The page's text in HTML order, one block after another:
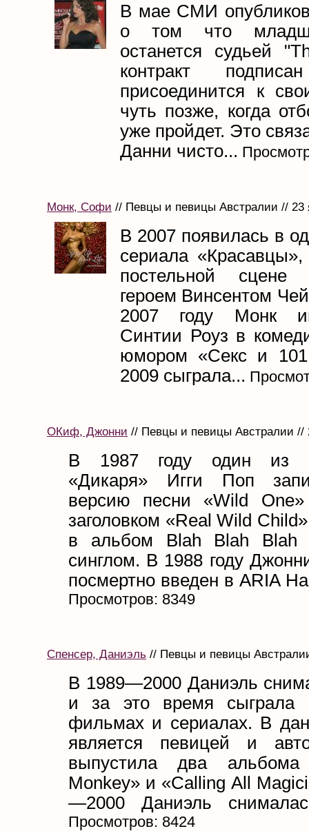
В мае СМИ
о том что
останется судьей
контракт
присоединится к
чуть позже, когда
уже пройдет. Это
Данни чисто...
Монк, Софи // Певцы и певицы Австралии // 23
В 2007 появилась в
сериала
постельной
героем Винсентом
2007 году Монк
Синтии Роуз в
юмором «Секс и
2009 сыграла...
ОКиф, Джонни // Певцы и певицы Австралии //
В 1987 году один из
«Дикаря» Игги Поп
версию песни «Wild
заголовком «Real Wild
в альбом Blah Blah Blah
синглом. В 1988 году
посмертно введен в ARIA
Просмотров: 8349
Спенсер, Даниэль // Певцы и певицы
В 1989—2000 Даниэль
и за это время сыграла
фильмах и сериалах. В
является певицей и
выпустила два
Monkey» и «Calling All
—2000 Даниэль
Просмотров: 8424